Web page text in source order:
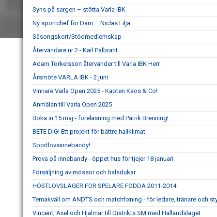
Syns på sargen – stötta Varla IBK
Ny sportchef för Dam – Niclas Lilja
Säsongskort/Stödmedlemskap
Återvändare nr 2 - Karl Palbrant
Adam Torkelsson återvänder till Varla IBK Herr
Årsmöte VARLA IBK - 2 juni
Vinnare Varla Open 2025 - Kapten Kaos & Co!
Anmälan till Varla Open 2025
Boka in 15 maj - föreläsning med Patrik Brenning!
BETE DIG! Ett projekt för bättre hallklimat
Sportlovsinnebandy!
Prova på innebandy - öppet hus för tjejer 18 januari
Försäljning av mössor och halsdukar
HÖSTLOVSLÄGER FÖR SPELARE FÖDDA 2011-2014
Temakväll om ANDTS och matchfixning - för ledare, tränare och
Vincent, Axel och Hjalmar till Distrikts SM med Hallandslaget